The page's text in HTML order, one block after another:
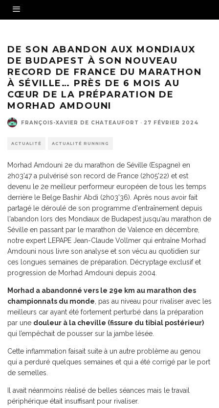
DE SON ABANDON AUX MONDIAUX
DE BUDAPEST À SON NOUVEAU
RECORD DE FRANCE DU MARATHON
À SÉVILLE… PRÈS DE 6 MOIS AU
CŒUR DE LA PRÉPARATION DE
MORHAD AMDOUNI
FRANÇOIS-XAVIER DE CHATEAUFORT · 27 FÉVRIER 2024
ACTUALITÉ ACTUALITÉ RUNNING
Morhad Amdouni 2e du marathon de Séville (Espagne) en
2h03'47 a pulvérisé son record de France (2h05'22) et est
devenu le 2e meilleur performeur européen de tous les temps
derrière le Belge Bashir Abdi (2h03'36). Après nous avoir fait
partagé le déroulé de son programme d'entraînement depuis
l'abandon lors des Mondiaux de Budapest jusqu'au marathon de
Séville en passant par le marathon de Valence en décembre,
notre expert LEPAPE Jean-Claude Vollmer qui entraîne Morhad
Amdouni nous livre son analyse et son vécu au quotidien sur
ces longues semaines de préparation. Décryptage exclusif et
progression de Morhad Amdouni depuis 2004.
Morhad a abandonné vers le 29e km au marathon des
championnats du monde , pas au niveau pour rivaliser avec les
meilleurs car ayant été fortement perturbé dans la préparation
par une douleur à la cheville (fissure du tibial postérieur)
qui l’empêchait de pousser sur la jambe lésée.
Cette inflammation faisait suite à un autre problème au genou
qui a perduré quelques semaines et qui a été corrigé par le port
de semelles.
Il avait néanmoins réalisé de belles séances mais le travail
périphérique était insuffisant pour rivaliser.